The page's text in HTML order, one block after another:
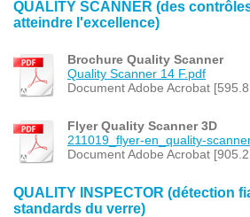
QUALITY SCANNER (des
atteindre l'excellence)
Brochure Quality Scanner
Quality Scanner 14 F.pdf
Document Adobe Acrobat
Flyer Quality Scanner 3D
211019_flyer-en_quality-
Document Adobe Acrobat
QUALITY INSPECTOR (détection
standards du verre)